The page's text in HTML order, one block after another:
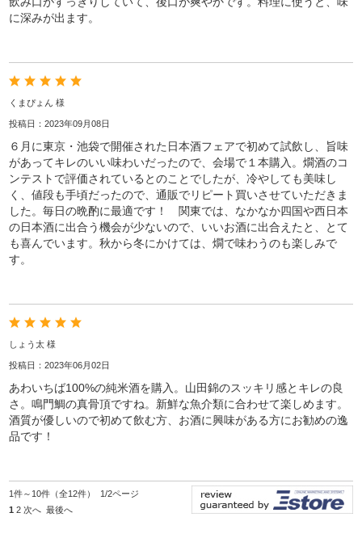
に深みが出ます。
くまぴょん 様
投稿日：2023年09月08日
６月に東京・池袋で開催された日本酒フェアで初めて試飲し、旨味
があってキレのいい味わいだったので、会場で１本購入。燗酒のコ
ンテストで評価されているとのことでしたが、冷やしても美味し
く、値段も手頃だったので、通販でリピート買いさせていただきま
した。毎日の晩酌に最適です！ 関東では、なかなか四国や西日本
の日本酒に出合う機会が少ないので、いいお酒に出合えたと、とて
も喜んでいます。秋から冬にかけては、燗で味わうのも楽しみで
す。
しょう太 様
投稿日：2023年06月02日
あわいちば100%の純米酒を購入。山田錦のスッキリ感とキレの良
さ。鳴門鯛の真骨頂ですね。新鮮な魚介類に合わせて楽しめます。
酒質が優しいので初めて飲む方、お酒に興味がある方にお勧めの逸
品です！
1件～10件（全12件） 1/2ページ
1 2 次へ 最後へ